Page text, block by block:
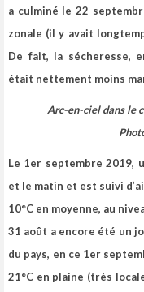
a culminé le 22
zonale (il y avait
De fait, la sécheresse,
était nettement moins
Arc-en-ciel dans le
Le 1er septembre
et le matin et est suivi
10°C en moyenne, au
31 août a encore été un
du pays, en ce 1er
21°C en plaine (très